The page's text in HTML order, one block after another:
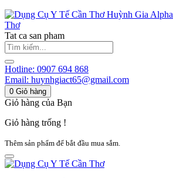
Huỳnh Gia Alpha
Thơ
Tat ca san pham
Hotline: 0907 694 868
Email: huynhgiact65@gmail.com
0 Giỏ hàng
Giỏ hàng của Bạn
Giỏ hàng trống !
Thêm sản phẩm để bắt đầu mua sắm.